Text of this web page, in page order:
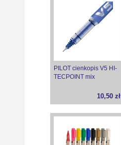
PILOT cienkopis V5 HI-
TECPOINT mix
10,50 zł